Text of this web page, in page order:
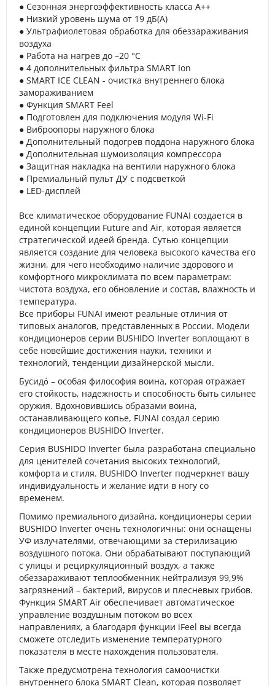
● Сезонная энергоэффективность класса А++
● Низкий уровень шума от 19 дБ(А)
● Ультрафиолетовая обработка для обеззараживания
воздуха
● Работа на нагрев до –20 °С
● 4 дополнительных фильтра SMART Ion
● SMART ICE CLEAN - очистка внутреннего блока
замораживанием
● Функция SMART Feel
● Подготовлен для подключения модуля Wi-Fi
● Виброопоры наружного блока
● Дополнительный подогрев поддона наружного блока
● Дополнительная шумоизоляция компрессора
● Защитная накладка на вентили наружного блока
● Премиальный пульт ДУ с подсветкой
● LED-дисплей
Все климатическое оборудование FUNAI создается в
единой концепции Future and Air, которая является
стратегической идеей бренда. Сутью концепции
является создание для человека высокого качества его
жизни, для чего необходимо наличие здорового и
комфортного микроклимата по всем параметрам:
чистота воздуха, его обновление и состав, влажность и
температура.
Все приборы FUNAI имеют реальные отличия от
типовых аналогов, представленных в России. Модели
кондиционеров серии BUSHIDO Inverter воплощают в
себе новейшие достижения науки, техники и
технологий, тенденции дизайнерской мысли.
Бусидо́ – особая философия воина, которая отражает
его стойкость, надежность и способность быть сильнее
оружия. Вдохновившись образами воина,
останавливающего копье, FUNAI создал серию
кондиционеров BUSHIDO Inverter.
Серия BUSHIDO Inverter была разработана специально
для ценителей сочетания высоких технологий,
комфорта и стиля. BUSHIDO Inverter подчеркнет вашу
индивидуальность и желание идти в ногу со
временем.
Помимо премиального дизайна, кондиционеры серии
BUSHIDO Inverter очень технологичны: они оснащены
УФ излучателями, отвечающими за стерилизацию
воздушного потока. Они обрабатывают поступающий
с улицы и рециркуляционный воздух, а также
обеззараживают теплообменник нейтрализуя 99,9%
загрязнений – бактерий, вирусов и плесневых грибов.
Функция SMART Air обеспечивает автоматическое
управление воздушным потоком во всех
направлениях, а благодаря функции iFeel вы всегда
сможете отследить изменение температурного
показателя в месте нахождения пользователя.
Также предусмотрена технология самоочистки
внутреннего блока SMART Clean, которая позволяет